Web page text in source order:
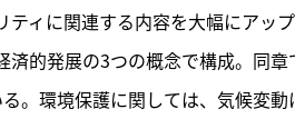
ィに関連する内容を大幅にアッ
済的発展の3つの概念で構成。同
。環境保護に関しては、気候変